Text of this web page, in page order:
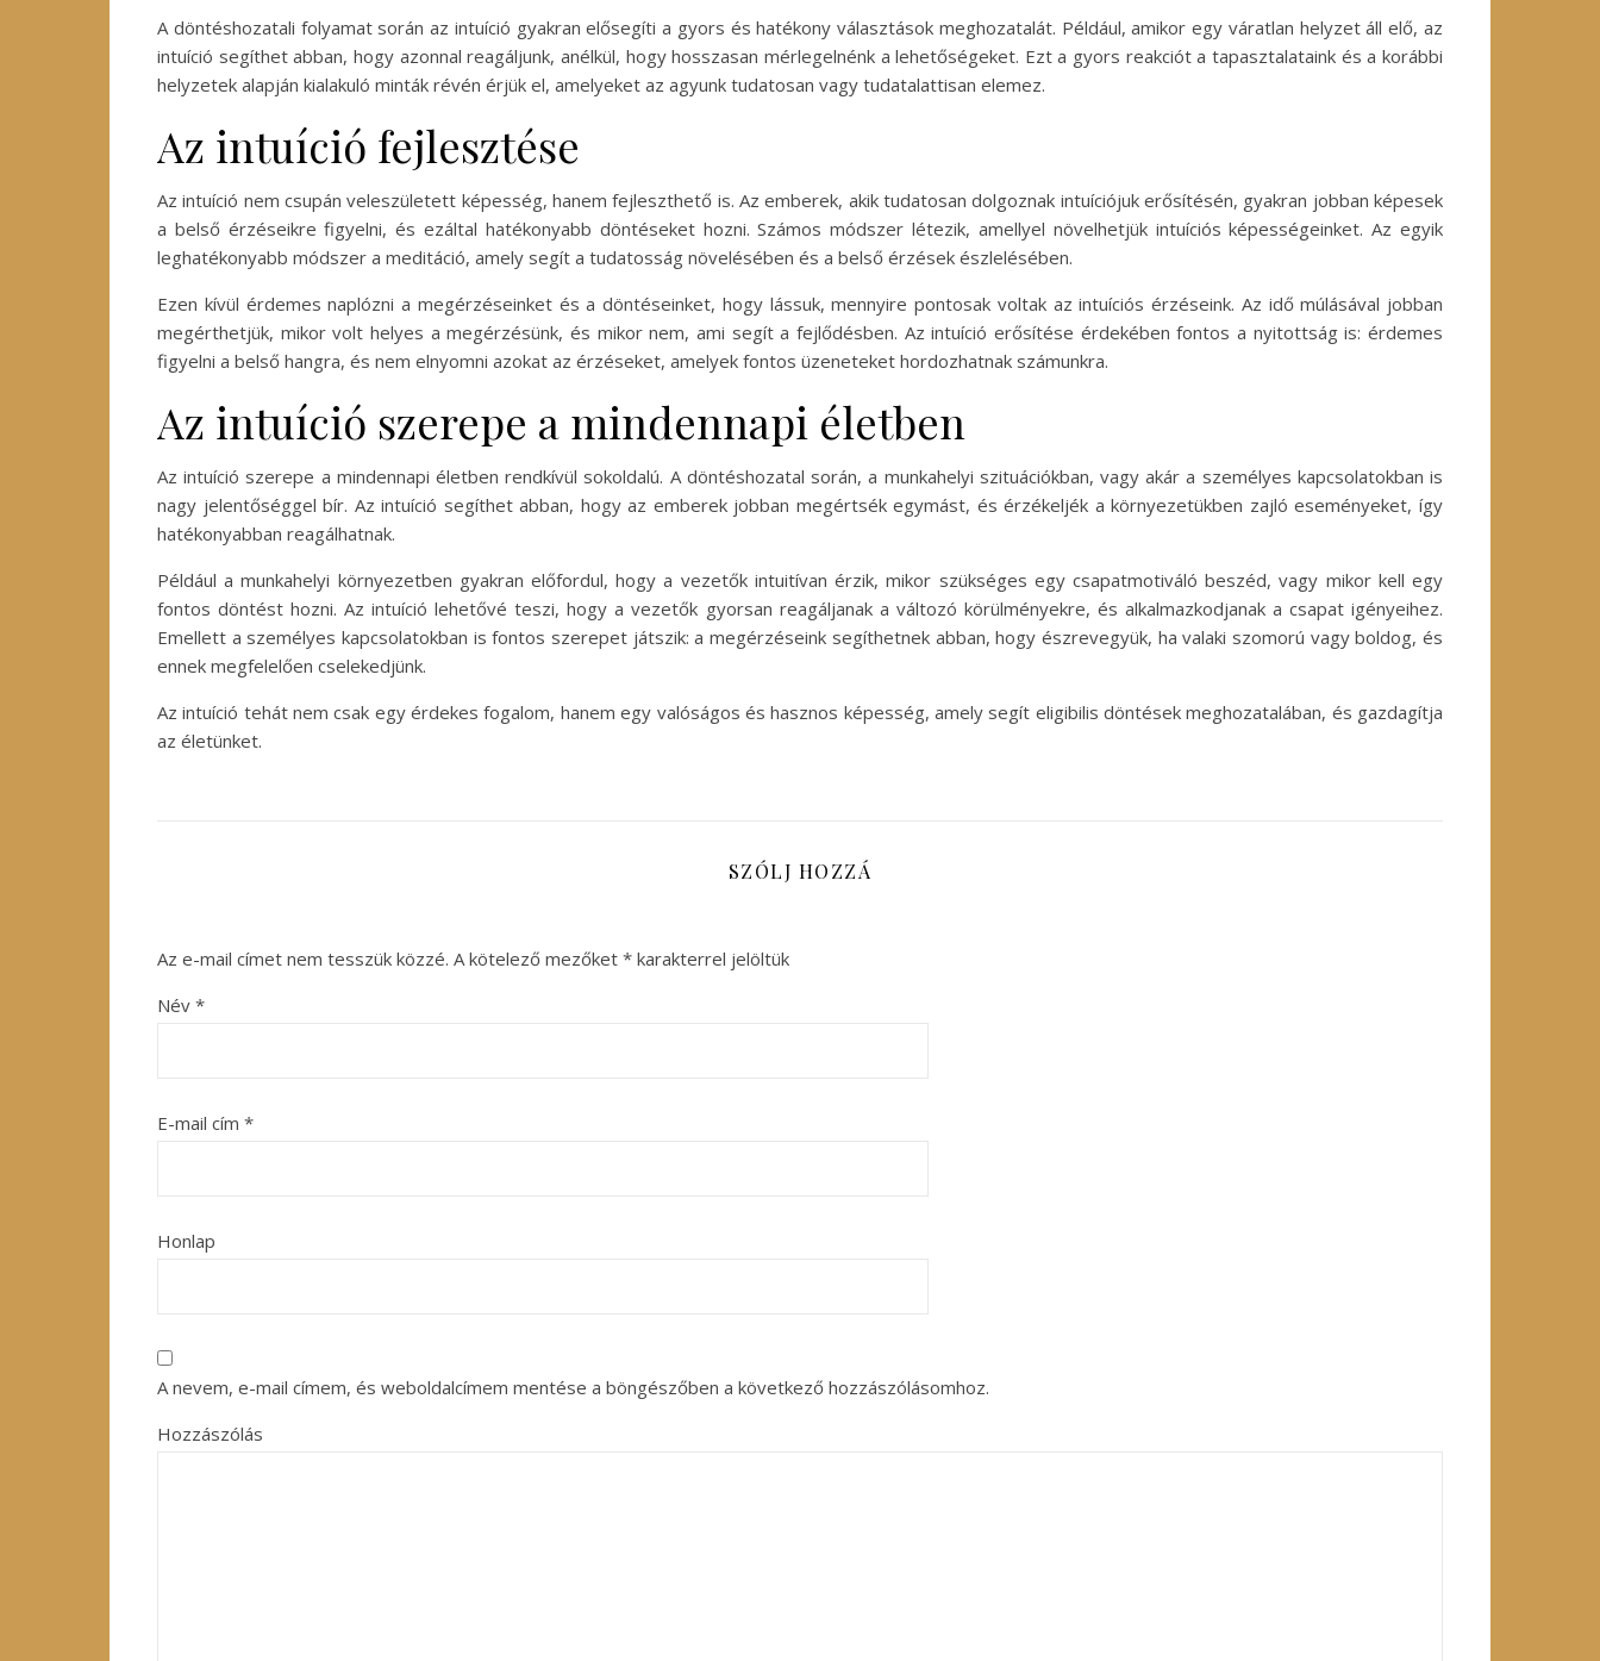
A döntéshozatali folyamat során az intuíció gyakran elősegíti a gyors és hatékony választások meghozatalát. Például, amikor egy váratlan helyzet áll elő, az
intuíció segíthet abban, hogy azonnal reagáljunk, anélkül, hogy hosszasan mérlegelnénk a lehetőségeket. Ezt a gyors reakciót a tapasztalataink és a korábbi
helyzetek alapján kialakuló minták révén érjük el, amelyeket az agyunk tudatosan vagy tudatalattisan elemez.
Az intuíció fejlesztése
Az intuíció nem csupán veleszületett képesség, hanem fejleszthető is. Az emberek, akik tudatosan dolgoznak intuíciójuk erősítésén, gyakran jobban képesek
a belső érzéseikre figyelni, és ezáltal hatékonyabb döntéseket hozni. Számos módszer létezik, amellyel növelhetjük intuíciós képességeinket. Az egyik
leghatékonyabb módszer a meditáció, amely segít a tudatosság növelésében és a belső érzések észlelésében.
Ezen kívül érdemes naplózni a megérzéseinket és a döntéseinket, hogy lássuk, mennyire pontosak voltak az intuíciós érzéseink. Az idő múlásával jobban
megérthetjük, mikor volt helyes a megérzésünk, és mikor nem, ami segít a fejlődésben. Az intuíció erősítése érdekében fontos a nyitottság is: érdemes
figyelni a belső hangra, és nem elnyomni azokat az érzéseket, amelyek fontos üzeneteket hordozhatnak számunkra.
Az intuíció szerepe a mindennapi életben
Az intuíció szerepe a mindennapi életben rendkívül sokoldalú. A döntéshozatal során, a munkahelyi szituációkban, vagy akár a személyes kapcsolatokban is
nagy jelentőséggel bír. Az intuíció segíthet abban, hogy az emberek jobban megértsék egymást, és érzékeljék a környezetükben zajló eseményeket, így
hatékonyabban reagálhatnak.
Például a munkahelyi környezetben gyakran előfordul, hogy a vezetők intuitívan érzik, mikor szükséges egy csapatmotiváló beszéd, vagy mikor kell egy
fontos döntést hozni. Az intuíció lehetővé teszi, hogy a vezetők gyorsan reagáljanak a változó körülményekre, és alkalmazkodjanak a csapat igényeihez.
Emellett a személyes kapcsolatokban is fontos szerepet játszik: a megérzéseink segíthetnek abban, hogy észrevegyük, ha valaki szomorú vagy boldog, és
ennek megfelelően cselekedjünk.
Az intuíció tehát nem csak egy érdekes fogalom, hanem egy valóságos és hasznos képesség, amely segít eligibilis döntések meghozatalában, és gazdagítja
az életünket.
SZÓLJ HOZZÁ
Az e-mail címet nem tesszük közzé. A kötelező mezőket * karakterrel jelöltük
Név *
E-mail cím *
Honlap
A nevem, e-mail címem, és weboldalcímem mentése a böngészőben a következő hozzászólásomhoz.
Hozzászólás